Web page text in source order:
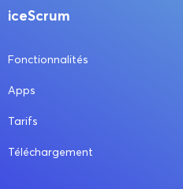
iceScrum
Fonctionnalités
Apps
Tarifs
Téléchargement